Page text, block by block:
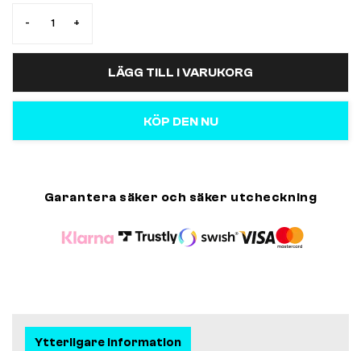
- +
LÄGG TILL I VARUKORG
KÖP DEN NU
Garantera säker och säker utcheckning
Ytterligare information